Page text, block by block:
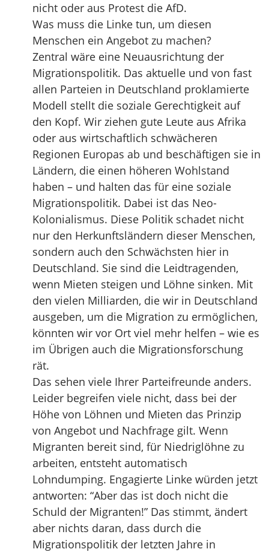
nicht oder aus Protest die AfD.
Was muss die Linke tun, um diesen
Menschen ein Angebot zu machen?
Zentral wäre eine Neuausrichtung der
Migrationspolitik. Das aktuelle und von fast
allen Parteien in Deutschland proklamierte
Modell stellt die soziale Gerechtigkeit auf
den Kopf. Wir ziehen gute Leute aus Afrika
oder aus wirtschaftlich schwächeren
Regionen Europas ab und beschäftigen sie in
Ländern, die einen höheren Wohlstand
haben – und halten das für eine soziale
Migrationspolitik. Dabei ist das Neo-
Kolonialismus. Diese Politik schadet nicht
nur den Herkunftsländern dieser Menschen,
sondern auch den Schwächsten hier in
Deutschland. Sie sind die Leidtragenden,
wenn Mieten steigen und Löhne sinken. Mit
den vielen Milliarden, die wir in Deutschland
ausgeben, um die Migration zu ermöglichen,
könnten wir vor Ort viel mehr helfen – wie es
im Übrigen auch die Migrationsforschung
rät.
Das sehen viele Ihrer Parteifreunde anders.
Leider begreifen viele nicht, dass bei der
Höhe von Löhnen und Mieten das Prinzip
von Angebot und Nachfrage gilt. Wenn
Migranten bereit sind, für Niedriglöhne zu
arbeiten, entsteht automatisch
Lohndumping. Engagierte Linke würden jetzt
antworten: “Aber das ist doch nicht die
Schuld der Migranten!” Das stimmt, ändert
aber nichts daran, dass durch die
Migrationspolitik der letzten Jahre in